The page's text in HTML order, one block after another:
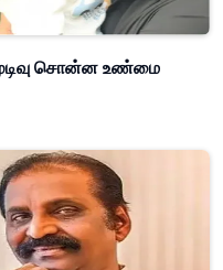
முடிவு சொன்ன உண்மை